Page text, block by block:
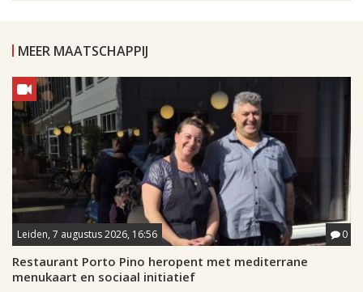
MEER MAATSCHAPPIJ
Leiden, 7 augustus 2026, 16:56 0
Restaurant Porto Pino heropent met mediterrane
menukaart en sociaal initiatief